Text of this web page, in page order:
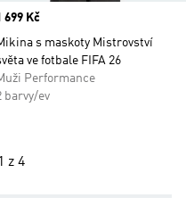
699 Kč
s maskoty Mistrovství
ve fotbale FIFA 26
Performance
barvy/ev
z 4